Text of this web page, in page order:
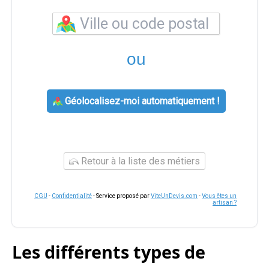
ou
Géolocalisez-moi automatiquement !
Retour à la liste des métiers
CGU - Confidentialité- Service proposé parViteUnDevis.com -Vous êtes un
artisan ?
Les différents types de